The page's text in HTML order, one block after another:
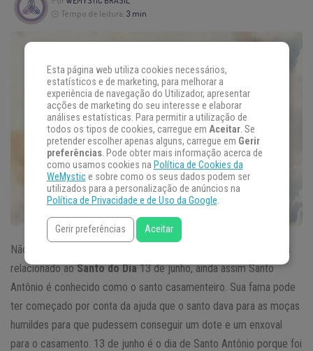
Tempo de leitura: 3 min
Não se encontra sermões ou algo específico sobre casamentos
relacionado aoSanto do Dia13 de junho, ainda assim Santo
Antônio é conhecido como o santo casamenteiro. Sua fama pode
ter começado por conta da ajuda que o santo dava para as moças
humildes para que pudessem conseguir um dote e um enxoval
para o casamento. 13 de junho é o dia de Santo Antônio porque foi
Esta página web utiliza cookies necessários,
estatísticos e de marketing, para melhorar a
experiência de navegação do Utilizador, apresentar
acções de marketing do seu interesse e elaborar
análises estatísticas. Para permitir a utilização de
todos os tipos de cookies, carregue em Aceitar. Se
pretender escolher apenas alguns, carregue em Gerir
preferências. Pode obter mais informação acerca de
como usamos cookies na Política de Cookies da
WeMystice sobre como os seus dados podem ser
utilizados para a personalização de anúncios na
Política de Privacidade e de Uso da Google.
Gerir preferências Aceitar